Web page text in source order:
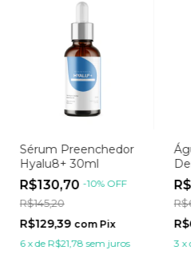
Sérum Preenchedor
Hyalu8+ 30ml
R$130,70 -10% OFF
R$145,20
R$129,39 com Pix
6 xde R$21,78 sem juros
3 x